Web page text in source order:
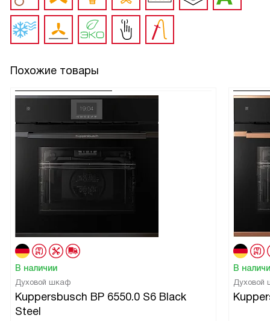
Похожие товары
В наличии
Духовой шкаф
Kuppersbusch BP 6550.0 S6 Black
Steel
В
Духовой